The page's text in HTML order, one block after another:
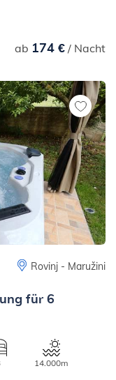
ab 174 €/ Nacht
Rovinj - Maružini
für 6
14.000m